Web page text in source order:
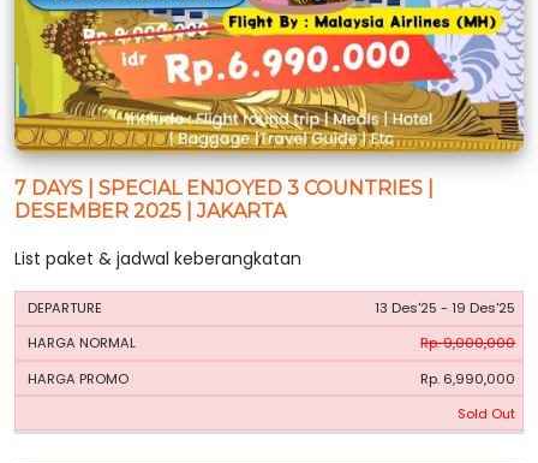
7 DAYS | SPECIAL ENJOYED 3 COUNTRIES |
DESEMBER 2025 | JAKARTA
List paket & jadwal keberangkatan
PERIODE
HARGA
13 Des'25 - 19 Des'25
Rp. 9,000,000
Rp. 6,990,000
Sold Out